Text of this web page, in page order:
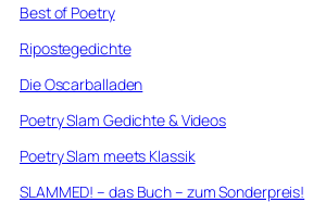
Best of Poetry
Ripostegedichte
Die Oscarballaden
Poetry Slam Gedichte & Videos
Poetry Slam meets Klassik
SLAMMED! – das Buch – zum Sonderpreis!